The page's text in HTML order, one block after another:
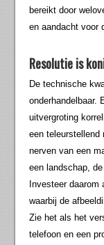
bereikt door
en aandacht voor
Resolutie is
De technische
onderhandelbaar.
uitvergroting
een
nerven van een
een landschap,
Investeer
waarbij de
Zie het als het
telefoon en een